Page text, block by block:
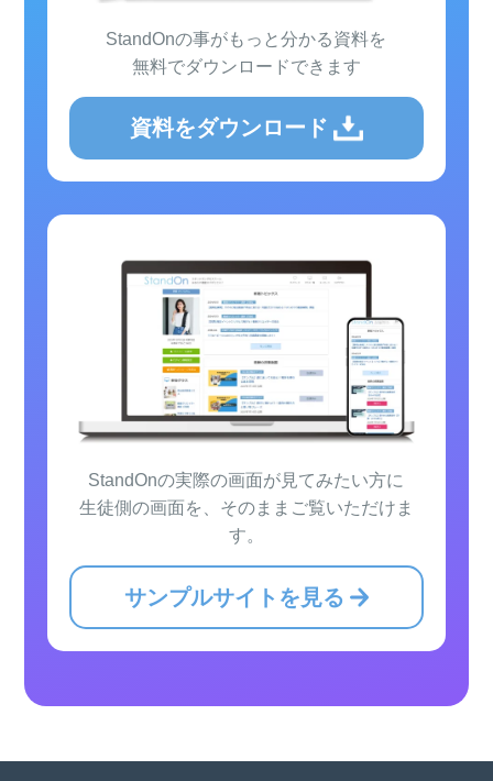
StandOnの事がもっと分かる資料を
無料でダウンロードできます
資料をダウンロード
StandOnの実際の画面が見てみたい方に
生徒側の画面を、そのままご覧いただけま
す。
サンプルサイトを見る